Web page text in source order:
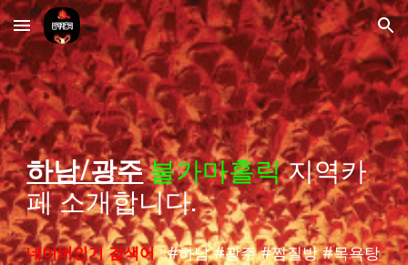
Skip to main content Skip to navigation
하남/광주불가마홀릭지역카
페 소개합니다.
네이버인기 검색어: #하남#광주#찜질방#목욕탕